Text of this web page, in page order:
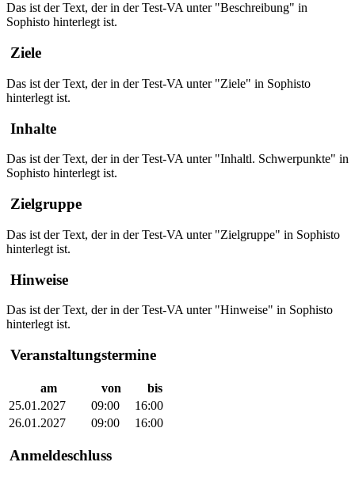
Das ist der Text, der in der Test-VA unter "Beschreibung" in
Sophisto hinterlegt ist.
Ziele
Das ist der Text, der in der Test-VA unter "Ziele" in Sophisto
hinterlegt ist.
Inhalte
Das ist der Text, der in der Test-VA unter "Inhaltl. Schwerpunkte" in
Sophisto hinterlegt ist.
Zielgruppe
Das ist der Text, der in der Test-VA unter "Zielgruppe" in Sophisto
hinterlegt ist.
Hinweise
Das ist der Text, der in der Test-VA unter "Hinweise" in Sophisto
hinterlegt ist.
Veranstaltungstermine
am von
bis
25.01.2027
09:00
16:00
26.01.2027
09:00 16:00
Anmeldeschluss